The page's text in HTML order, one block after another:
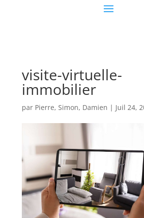
visite-virtuelle-
immobilier
par Pierre, Simon, Damien | Juil 24,